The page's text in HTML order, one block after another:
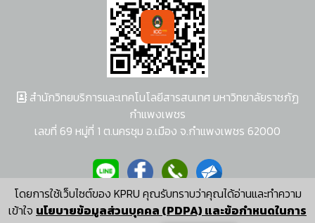
โดยการใช้เว็บไซต์ของ KPRU คุณรับทราบว่าคุณได้อ่านและทำความ
เข้าใจ นโยบายข้อมูลส่วนบุคคล (PDPA) และข้อกำหนดในการ
สำนักวิทยบริการและเทคโนโลยีสารสนเทศ มหาวิทยาลัยราชภัฏ
กำแพงเพชร
เลขที่ 69 หมู่ที่ 1 ต.นครชุม อ.เมือง จ.กำแพงเพชร 62000
ผู้พัฒนาระบบ อนุชา พวงผกา